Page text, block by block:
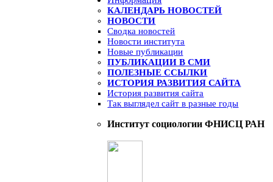
КАЛЕНДАРЬ НОВОСТЕЙ
НОВОСТИ
Сводка новостей
Новости института
Новые публикации
ПУБЛИКАЦИИ В СМИ
ПОЛЕЗНЫЕ ССЫЛКИ
ИСТОРИЯ РАЗВИТИЯ САЙТА
История развития сайта
Так выглядел сайт в разные годы
Институт социологии ФНИСЦ РАН